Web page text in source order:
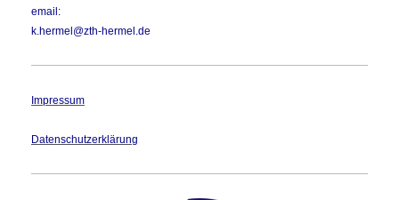
email:
k.hermel@zth-hermel.de
Impressum
Datenschutzerklärung